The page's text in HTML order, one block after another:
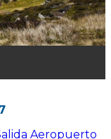
Aeropuerto